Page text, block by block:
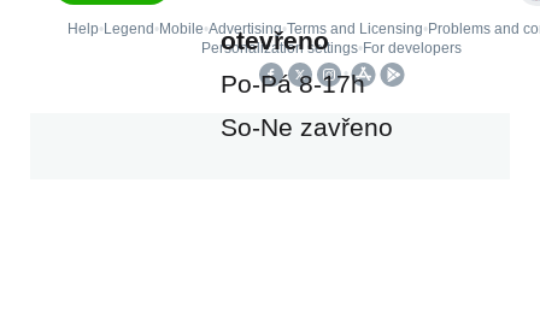
otevřeno
Po-Pá 8-17h
So-Ne zavřeno